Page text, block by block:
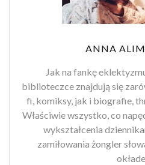
ANNA
Jak na fankę
biblioteczce znajdują się
fi, komiksy, jak i biografie,
Właściwie wszystko, co
wykształcenia
zamiłowania żongler